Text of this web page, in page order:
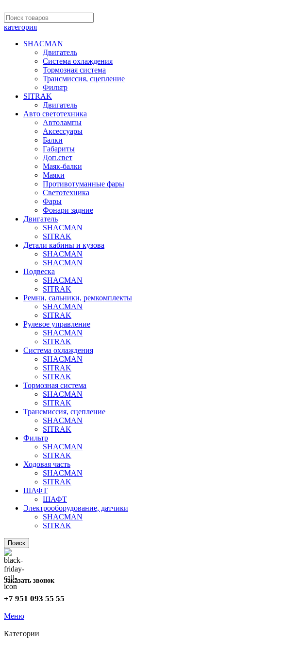
категория
SHACMAN
Двигатель
Система охлаждения
Тормозная система
Трансмиссия, сцепление
Фильтр
SITRAK
Двигатель
Авто светотехника
Автолампы
Аксессуары
Балки
Габариты
Доп.свет
Маяк-балки
Маяки
Противотуманные фары
Светотехника
Фары
Фонари задние
Двигатель
SHACMAN
SITRAK
Детали кабины и кузова
SHACMAN
SHACMAN
Подвеска
SHACMAN
SITRAK
Ремни, сальники, ремкомплекты
SHACMAN
SITRAK
Рулевое управление
SHACMAN
SITRAK
Система охлаждения
SHACMAN
SITRAK
SITRAK
Тормозная система
SHACMAN
SITRAK
Трансмиссия, сцепление
SHACMAN
SITRAK
Фильтр
SHACMAN
SITRAK
Ходовая часть
SHACMAN
SITRAK
ШАФТ
ШАФТ
Электрооборудование, датчики
SHACMAN
SITRAK
Поиск
Заказать звонок
+7 951 093 55 55
Меню
Категории